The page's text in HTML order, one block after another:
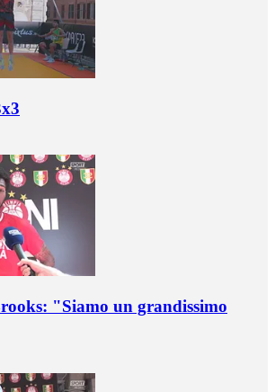
"Siamo un grandissimo